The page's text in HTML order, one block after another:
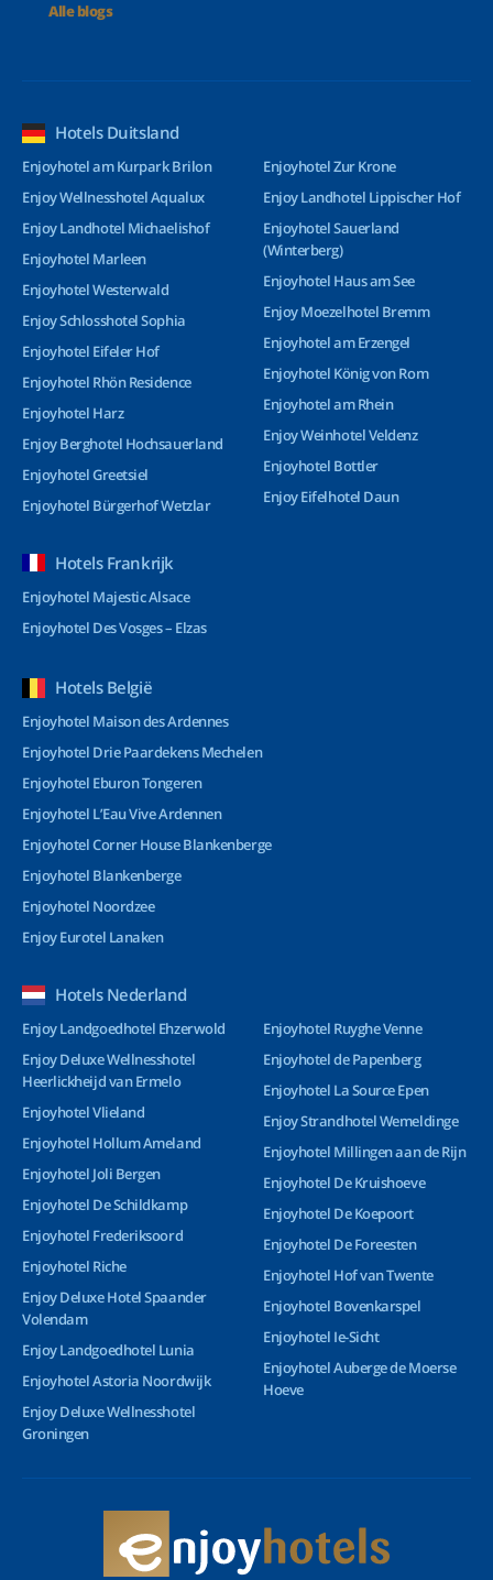
Alle blogs
Hotels Duitsland
Enjoyhotel am Kurpark Brilon
Enjoy Wellnesshotel Aqualux
Enjoy Landhotel Michaelishof
Enjoyhotel Marleen
Enjoyhotel Westerwald
Enjoy Schlosshotel Sophia
Enjoyhotel Eifeler Hof
Enjoyhotel Rhön Residence
Enjoyhotel Harz
Enjoy Berghotel Hochsauerland
Enjoyhotel Greetsiel
Enjoyhotel Bürgerhof Wetzlar
Enjoyhotel Zur Krone
Enjoy Landhotel Lippischer Hof
Enjoyhotel Sauerland
(Winterberg)
Enjoyhotel Haus am See
Enjoy Moezelhotel Bremm
Enjoyhotel am Erzengel
Enjoyhotel König von Rom
Enjoyhotel am Rhein
Enjoy Weinhotel Veldenz
Enjoyhotel Bottler
Enjoy Eifelhotel Daun
Hotels Frankrijk
Enjoyhotel Majestic Alsace
Enjoyhotel Des Vosges – Elzas
Hotels België
Enjoyhotel Maison des Ardennes
Enjoyhotel Drie Paardekens Mechelen
Enjoyhotel Eburon Tongeren
Enjoyhotel L’Eau Vive Ardennen
Enjoyhotel Corner House Blankenberge
Enjoyhotel Blankenberge
Enjoyhotel Noordzee
Enjoy Eurotel Lanaken
Hotels Nederland
Enjoy Landgoedhotel Ehzerwold
Enjoy Deluxe Wellnesshotel
Heerlickheijd van Ermelo
Enjoyhotel Vlieland
Enjoyhotel Hollum Ameland
Enjoyhotel Joli Bergen
Enjoyhotel De Schildkamp
Enjoyhotel Frederiksoord
Enjoyhotel Riche
Enjoy Deluxe Hotel Spaander
Volendam
Enjoy Landgoedhotel Lunia
Enjoyhotel Astoria Noordwijk
Enjoy Deluxe Wellnesshotel
Groningen
Enjoyhotel Ruyghe Venne
Enjoyhotel de Papenberg
Enjoyhotel La Source Epen
Enjoy Strandhotel Wemeldinge
Enjoyhotel Millingen aan de Rijn
Enjoyhotel De Kruishoeve
Enjoyhotel De Koepoort
Enjoyhotel De Foreesten
Enjoyhotel Hof van Twente
Enjoyhotel Bovenkarspel
Enjoyhotel Ie-Sicht
Enjoyhotel Auberge de Moerse
Hoeve